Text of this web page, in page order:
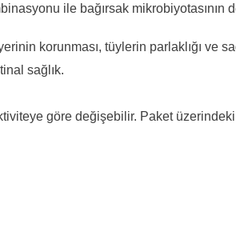
ile bağırsak mikrobiyotasının
korunması, tüylerin parlaklığı ve
sağlık.
göre değişebilir. Paket